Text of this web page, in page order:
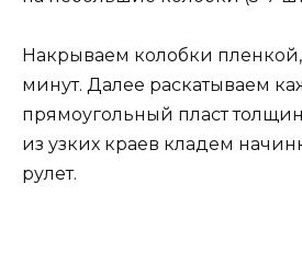
Накрываем колобки
минут. Далее раскатываем
прямоугольный пласт
из узких краев кладем
рулет.